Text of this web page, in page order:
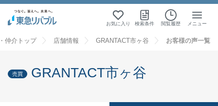
お気に入り 検索条件 閲覧履歴 メニュー
仲介トップ 店舗情報 GRANTACT市ヶ谷 お客様の声一覧
売買 GRANTACT市ヶ谷